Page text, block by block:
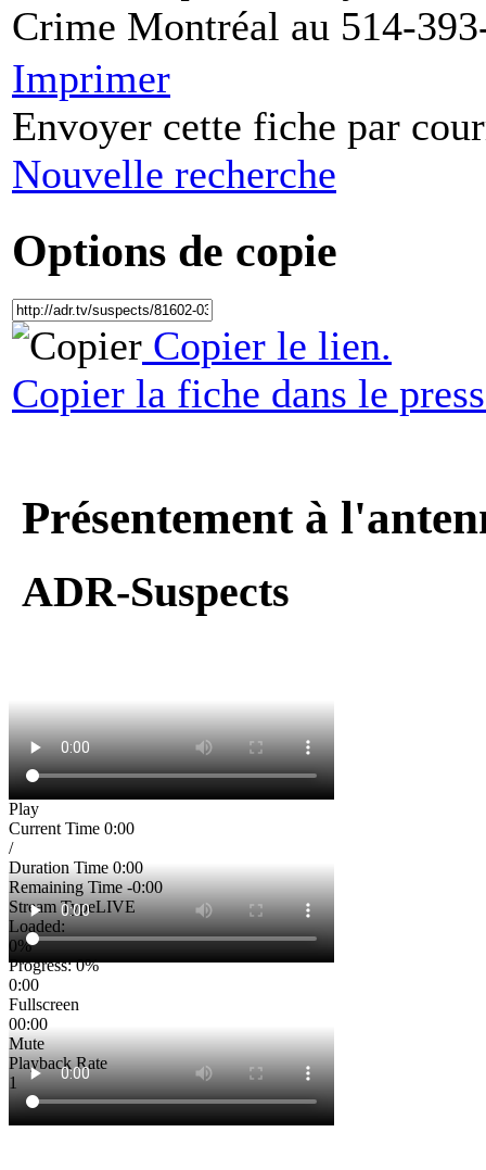
Crime Montréal au 514-
Imprimer
Envoyer cette fiche par
Nouvelle recherche
Options de copie
Copier le lien.
Copier la fiche dans le
Présentement à
ADR-Suspects
Play
Current Time 0:00
/
Duration Time0:00
Remaining Time-0:00
Stream TypeLIVE
Loaded:
0%
Progress: 0%
0:00
Fullscreen
00:00
Mute
Playback Rate
1